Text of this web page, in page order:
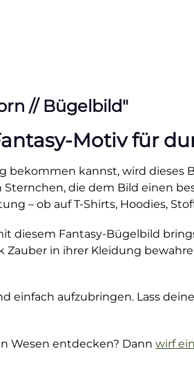
// Bügelbild"
Motiv für
kannst, wird dieses
die dem Bild einen
– ob auf T-Shirts, Hoodies,
diesem Fantasy-Bügelbild
in ihrer Kleidung
aufzubringen. Lass
Wesen entdecken? Dann wirf